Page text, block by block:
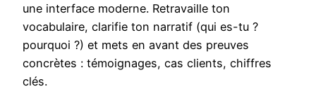
une interface moderne. Retravaille ton
vocabulaire, clarifie ton narratif (qui es-tu ?
pourquoi ?) et mets en avant des preuves
concrètes : témoignages, cas clients, chiffres
clés.